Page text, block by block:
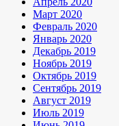
Март 2020
Февраль 2020
Январь 2020
Декабрь 2019
Ноябрь 2019
Октябрь 2019
Сентябрь 2019
Август 2019
Июль 2019